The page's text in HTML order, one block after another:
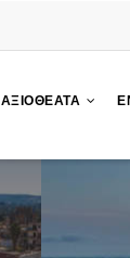
ΑΞΙΟΘΕΑΤΑ